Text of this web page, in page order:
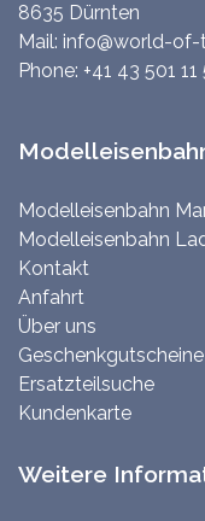
8635 Dürnten
Mail: info@world-of-
Phone: +41 43 501 11
Modelleisenbahn
Modelleisenbahn
Kontakt
Anfahrt
Über uns
Geschenkgutscheine
Ersatzteilsuche
Kundenkarte
Weitere